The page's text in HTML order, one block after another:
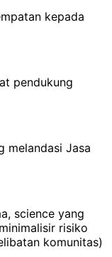
kepada
pendukung
melandasi Jasa
science yang
risiko
komunitas)